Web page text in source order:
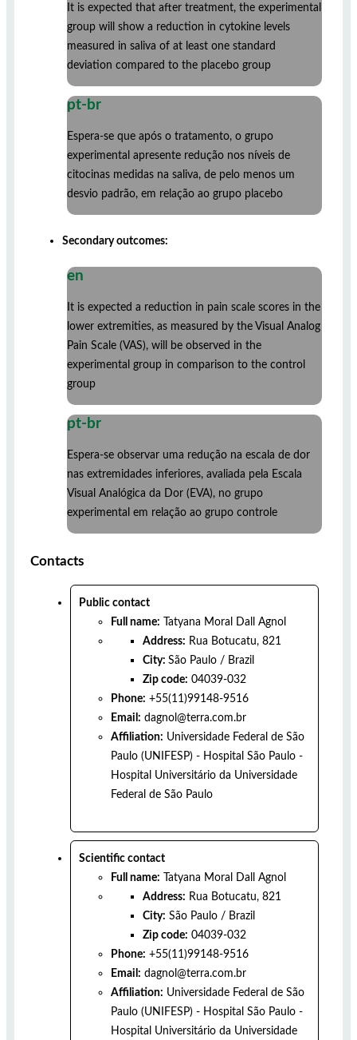
It is expected that after treatment, the experimental
group will show a reduction in cytokine levels
measured in saliva of at least one standard
deviation compared to the placebo group
pt-br
Espera-se que após o tratamento, o grupo
experimental apresente redução nos níveis de
citocinas medidas na saliva, de pelo menos um
desvio padrão, em relação ao grupo placebo
Secondary outcomes:
en
It is expected a reduction in pain scale scores in the
lower extremities, as measured by the Visual Analog
Pain Scale (VAS), will be observed in the
experimental group in comparison to the control
group
pt-br
Espera-se observar uma redução na escala de dor
nas extremidades inferiores, avaliada pela Escala
Visual Analógica da Dor (EVA), no grupo
experimental em relação ao grupo controle
Contacts
Public contact
Full name:
Tatyana Moral Dall Agnol
Address: Rua Botucatu, 821
City: São Paulo / Brazil
Zip code: 04039-032
Phone: +55(11)99148-9516
Email: dagnol@terra.com.br
Affiliation: Universidade Federal de São
Paulo (UNIFESP) - Hospital São Paulo -
Hospital Universitário da Universidade
Federal de São Paulo
Scientific contact
Full name:
Tatyana Moral Dall Agnol
Address: Rua Botucatu, 821
City: São Paulo / Brazil
Zip code: 04039-032
Phone: +55(11)99148-9516
Email: dagnol@terra.com.br
Affiliation: Universidade Federal de São
Paulo (UNIFESP) - Hospital São Paulo -
Hospital Universitário da Universidade